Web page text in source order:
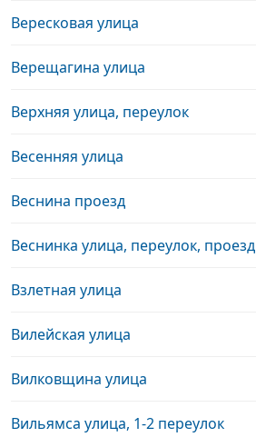
Вересковая улица
Верещагина улица
Верхняя улица, переулок
Весенняя улица
Веснина проезд
Веснинка улица, переулок, проезд
Взлетная улица
Вилейская улица
Вилковщина улица
Вильямса улица, 1-2 переулок